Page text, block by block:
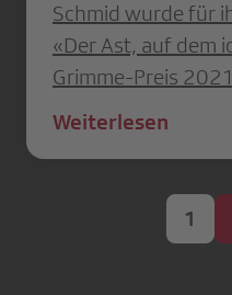
Schmid wurde für
«Der Ast, auf dem
Grimme-Preis
Weiterlesen
1